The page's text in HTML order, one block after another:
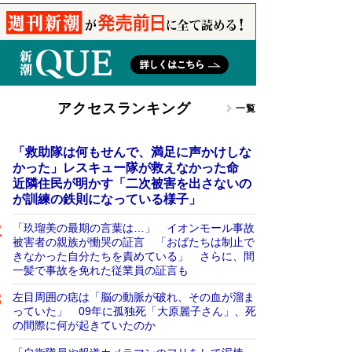
アクセスランキング 一覧
「救助隊は何もせんで、満足に声かけしな
かった」レスキュー隊が救えなかった命
近隣住民が明かす「二次被害を出さないの
が訓練の鉄則になっている様子」
「玖瑠美の最期の言葉は…」 イオンモール事故
被害者の親族が慟哭の証言 「おばたちは制止で
きなかった自分たちを責めている」 さらに、間
一髪で事故を免れた従業員の証言も
左目周囲の痣は「脳の動脈が破れ、その血が溜ま
っていた」 09年に孤独死「大原麗子さん」、死
の間際に何が起きていたのか